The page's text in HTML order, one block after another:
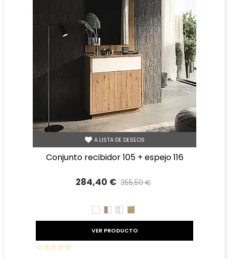
A LISTA DE DESEOS
conjunto recibidor 105 + espejo 116
284,40 € 355,50 €
BLANCO
ROBLE
TIBETROBLE
VER PRODUCTO